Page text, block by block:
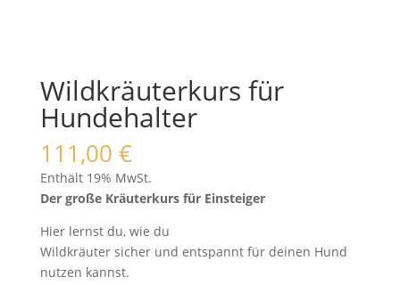
Wildkräuterkurs für
Hundehalter
111,00 €
Enthält 19% MwSt.
Der große Kräuterkurs für Einsteiger
Hier lernst du, wie du
Wildkräuter sicher und entspannt für deinen Hund
nutzen kannst.